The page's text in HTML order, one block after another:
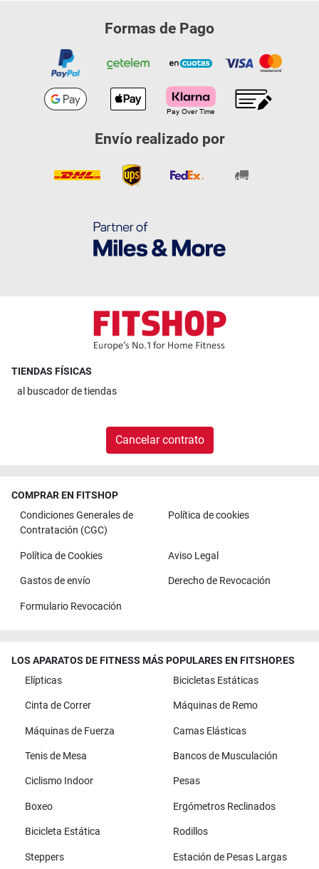
Formas de Pago
Envío realizado por
TIENDAS FÍSICAS
al buscador de tiendas
Cancelar contrato
COMPRAR EN FITSHOP
Condiciones Generales de
Contratación (CGC)
Política de cookies
Política de Cookies Aviso Legal
Gastos de envío Derecho de Revocación
Formulario Revocación
LOS APARATOS DE FITNESS MÁS POPULARES EN FITSHOP.ES
Elípticas
Bicicletas Estáticas
Cinta de Correr Máquinas de Remo
Máquinas de Fuerza Camas Elásticas
Tenis de Mesa Bancos de Musculación
Ciclismo Indoor Pesas
Boxeo Ergómetros Reclinados
Bicicleta Estática Rodillos
Steppers Estación de Pesas Largas